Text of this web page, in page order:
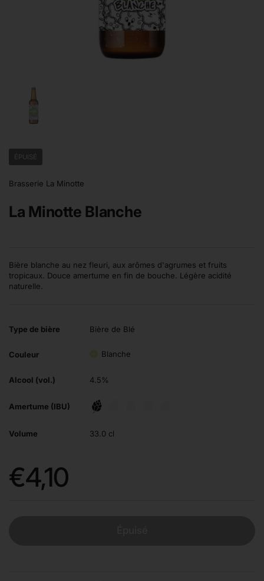
Afficher la diapositive 1
ÉPUISÉ
Brasserie La Minotte
La Minotte Blanche
Bière blanche au nez fleuri, aux arômes d'agrumes et fruits
tropicaux. Douce amertume en fin de bouche. Légère acidité
naturelle.
Type de bière Bière de Blé
Couleur Blanche
Alcool (vol.) 4.5%
Amertume (IBU)
Volume 33.0 cl
Prix:
€4,10